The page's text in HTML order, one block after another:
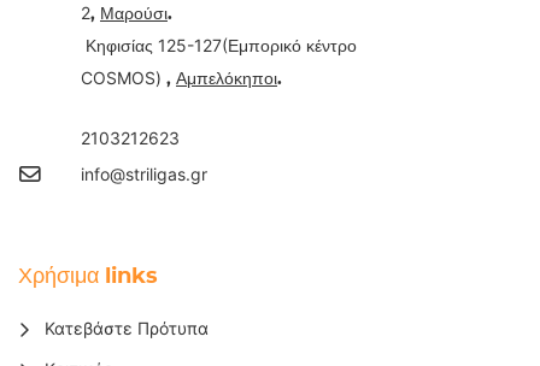
2, Μαρούσι.
Κηφισίας 125-127(Εμπορικό κέντρο
COSMOS) , Αμπελόκηποι.
2103212623
info@striligas.gr
Χρήσιμα links
Κατεβάστε Πρότυπα